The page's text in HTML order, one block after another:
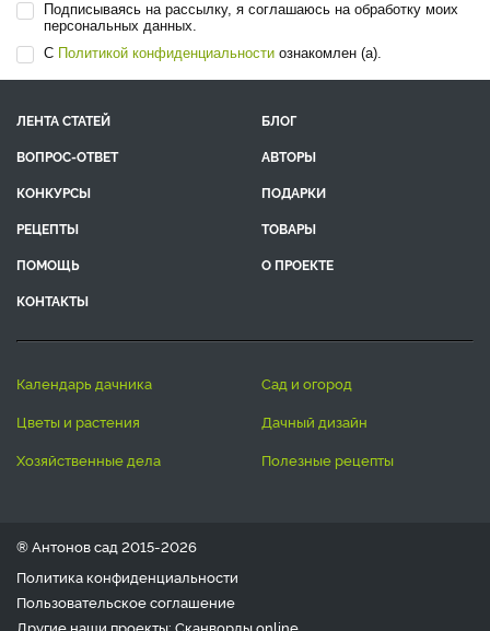
Подписываясь на рассылку, я соглашаюсь на обработку моих
персональных данных.
С Политикой конфиденциальности ознакомлен (а).
ЛЕНТА СТАТЕЙ
БЛОГ
ВОПРОС-ОТВЕТ
АВТОРЫ
КОНКУРСЫ
ПОДАРКИ
РЕЦЕПТЫ
ТОВАРЫ
ПОМОЩЬ
О ПРОЕКТЕ
КОНТАКТЫ
календарь дачника
сад и огород
цветы и растения
дачный дизайн
хозяйственные дела
полезные рецепты
® Антонов сад 2015-2026
Политика конфиденциальности
Пользовательское соглашение
Другие наши проекты: Сканвордыonline